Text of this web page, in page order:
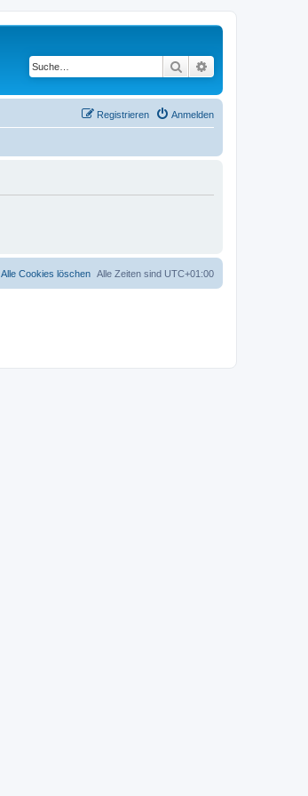
Suche
Anmelden
Registrieren
Alle Zeiten sind UTC+01:00
Alle Cookies löschen